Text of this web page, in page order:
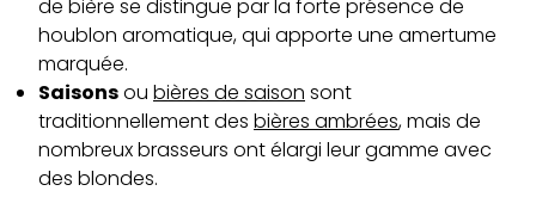
de bière se distingue par la forte présence de
houblon aromatique, qui apporte une amertume
marquée.
Saisonsou bières de saison sont
traditionnellement des bières ambrées, mais de
nombreux brasseurs ont élargi leur gamme avec
des blondes.